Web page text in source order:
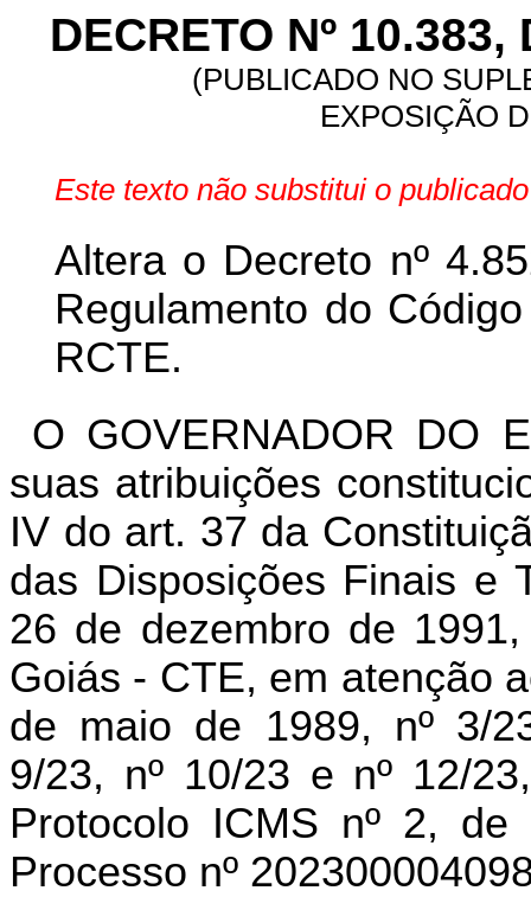
DECRETO Nº
(PUBLICADO NO
EXPOSIÇÃO
Este texto não substitui o
Altera o Decreto nº
Regulamento do
RCTE.
O GOVERNADOR DO
suas atribuições
IV do art. 37 da
das Disposições Finais e
26 de dezembro de
Goiás - CTE, em atenção
de maio de 1989, nº 3/
9/23, nº 10/23 e nº 12/
Protocolo ICMS nº 2,
Processo nº